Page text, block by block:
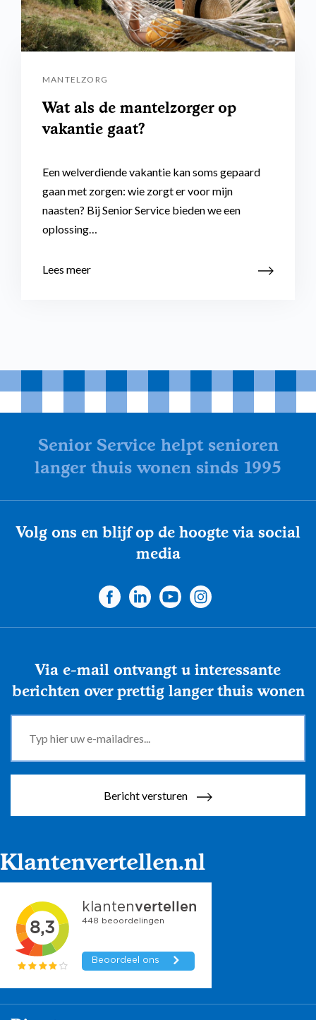
MANTELZORG
Wat als de mantelzorger op
vakantie gaat?
Een welverdiende vakantie kan soms gepaard
gaan met zorgen: wie zorgt er voor mijn
naasten? Bij Senior Service bieden we een
oplossing…
Lees meer
Senior Service helpt senioren
langer thuis wonen sinds 1995
Volg ons en blijf op de hoogte via social
media
Via e-mail ontvangt u interessante
berichten over prettig langer thuis wonen
Bericht versturen
Klantenvertellen.nl